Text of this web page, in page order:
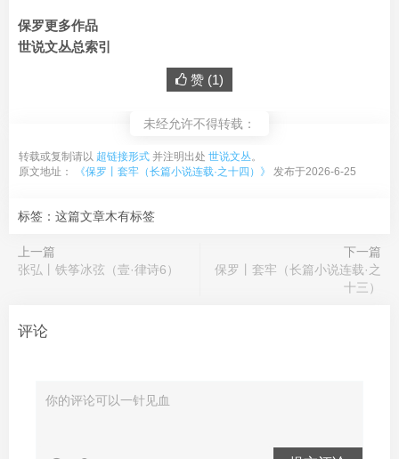
保罗更多作品
世说文丛总索引
赞 (1)
未经允许不得转载：
转载或复制请以 超链接形式 并注明出处 世说文丛。
原文地址：
《保罗丨套牢（长篇小说连载·之十四）》 发布于2026-6-25
标签：这篇文章木有标签
上一篇
张弘丨铁筝冰弦（壹·律诗6）
下一篇
保罗丨套牢（长篇小说连载·之
十三）
评论